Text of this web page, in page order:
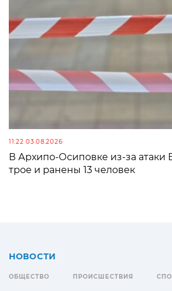
11:22 03.08.2026
В Архипо-Осиповке из-за
трое и ранены 13 человек
НОВОСТИ
ОБЩЕСТВО ПРОИСШЕСТВИЯ